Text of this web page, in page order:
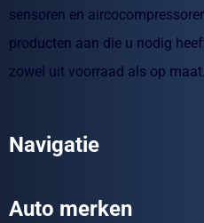
sensoren en
producten aan die u nodig
zowel uit voorraad als op maat.
Navigatie
Auto merken